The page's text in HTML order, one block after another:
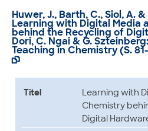
Huwer, J., Barth, C., Siol, A.
Learning with Digital Media
behind the Recycling of
Dori, C. Ngai & G.
Teaching in Chemistry (S.

Titel
Learning with
Chemistry
Digital